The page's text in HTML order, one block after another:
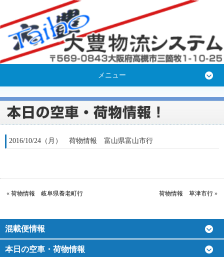
メニュー
2016/10/24（月） 荷物情報 富山県富山市行
« 荷物情報 岐阜県養老町行 荷物情報 草津市行 »
混載便情報
本日の空車・荷物情報